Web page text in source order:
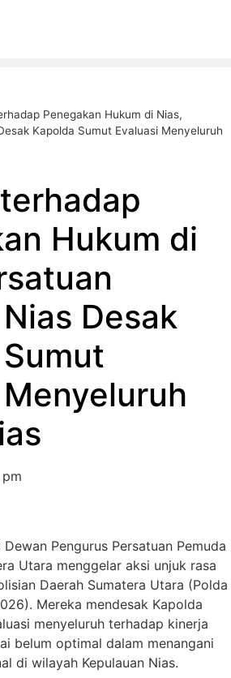
Penegakan Hukum di Nias,
Kapolda Sumut Evaluasi Menyeluruh
Hukum di
Desak
Pengurus Persatuan Pemuda
Utara menggelar aksi unjuk rasa
Daerah Sumatera Utara (Polda
Mereka mendesak Kapolda
menyeluruh terhadap kinerja
belum optimal dalam menangani
di wilayah Kepulauan Nias.